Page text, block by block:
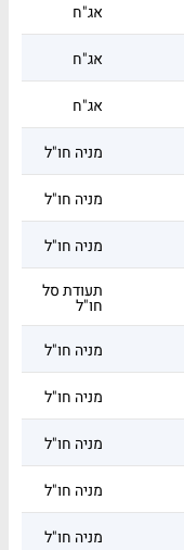
אג"ח
אג"ח
אג"ח
מניה חו"ל
מניה חו"ל
מניה חו"ל
תעודת סל
חו"ל
מניה חו"ל
מניה חו"ל
מניה חו"ל
מניה חו"ל
מניה חו"ל